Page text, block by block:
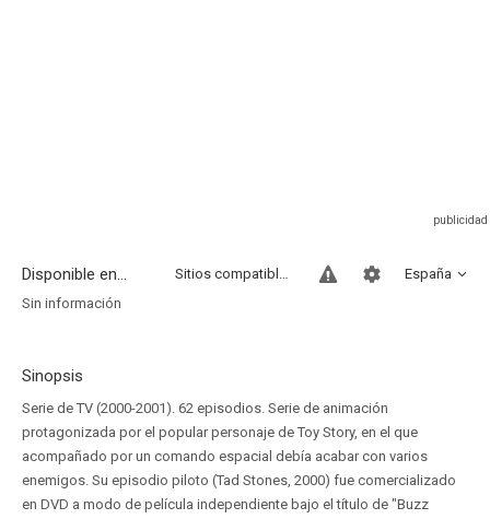
Disponible en... España
Sitios compatibles
Sin información
Sinopsis
Serie de TV (2000-2001). 62 episodios. Serie de animación
protagonizada por el popular personaje de Toy Story, en el que
acompañado por un comando espacial debía acabar con varios
enemigos. Su episodio piloto (Tad Stones, 2000) fue comercializado
en DVD a modo de película independiente bajo el título de "Buzz